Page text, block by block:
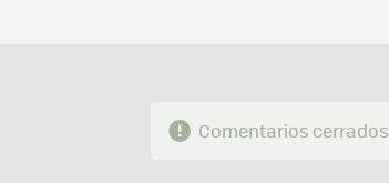
Comentarios cerrados